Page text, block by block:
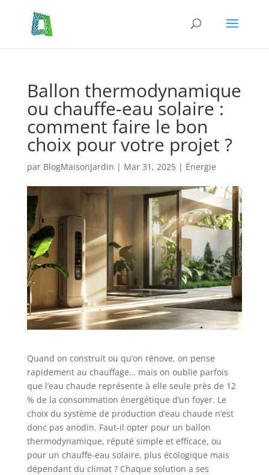
Ballon thermodynamique
ou chauffe-eau solaire :
comment faire le bon
choix pour votre projet ?
par BlogMaisonJardin | Mar 31, 2025| Énergie
Quand on construit ou qu’on rénove, on pense
rapidement au chauffage… mais on oublie parfois
que l’eau chaude représente à elle seule près de 12
% de la consommation énergétique d’un foyer. Le
choix du système de production d’eau chaude n’est
donc pas anodin. Faut-il opter pour un ballon
thermodynamique, réputé simple et efficace, ou
pour un chauffe-eau solaire, plus écologique mais
dépendant du climat ? Chaque solution a ses